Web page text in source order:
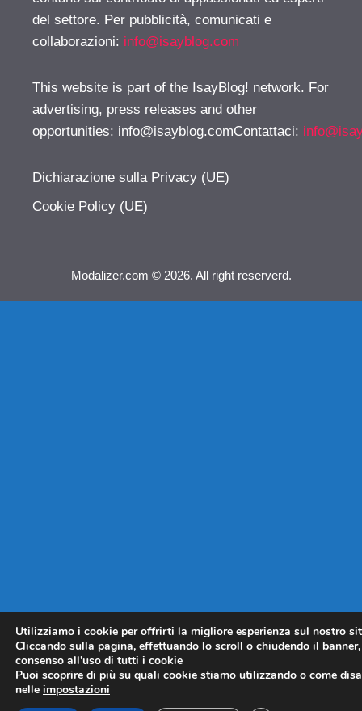
del settore. Per pubblicità, comunicati e
collaborazioni: info@isayblog.com
This website is part of the IsayBlog! network. For
advertising, press releases and other
opportunities: info@isayblog.comContattaci:
Dichiarazione sulla Privacy (UE)
Cookie Policy (UE)
Modalizer.com © 2026. All right reserverd.
Utilizziamo i cookie per offrirti la migliore esperienza sul nostro
Cliccando sulla pagina, effettuando lo scroll o chiudendo il
consenso all’uso di tutti i cookie
Puoi scoprire di più su quali cookie stiamo utilizzando o come
nelle impostazioni